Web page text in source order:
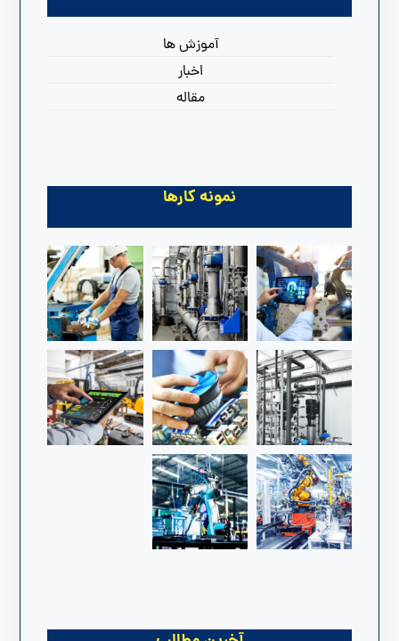
آموزش ها
اخبار
مقاله
نمونه کارها